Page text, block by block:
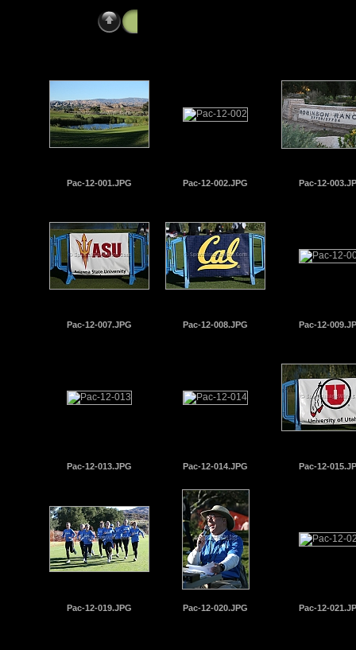
Pac-12-001.JPG Pac-12-002.JPG Pac-12-
Pac-12-007.JPG Pac-12-008.JPG Pac-12-
Pac-12-013.JPG Pac-12-014.JPG Pac-12-
Pac-12-019.JPG Pac-12-020.JPG Pac-12-